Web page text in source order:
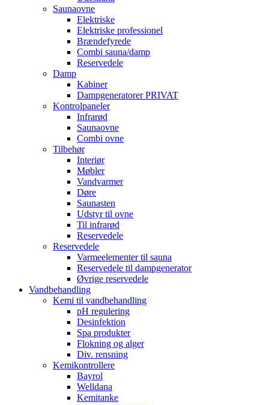
Saunaovne
Elektriske
Elektriske professionel
Brændefyrede
Combi sauna/damp
Reservedele
Damp
Kabiner
Dampgeneratorer PRIVAT
Kontrolpaneler
Infrarød
Saunaovne
Combi ovne
Tilbehør
Interiør
Møbler
Vandvarmer
Døre
Saunasten
Udstyr til ovne
Til infrarød
Reservedele
Reservedele
Varmeelementer til sauna
Reservedele til dampgenerator
Øvrige reservedele
Vandbehandling
Kemi til vandbehandling
pH regulering
Desinfektion
Spa produkter
Flokning og alger
Div. rensning
Kemikontrollere
Bayrol
Welldana
Kemitanke